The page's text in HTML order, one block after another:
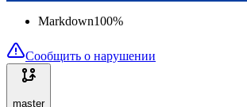
Markdown100%
Сообщить о нарушении
master